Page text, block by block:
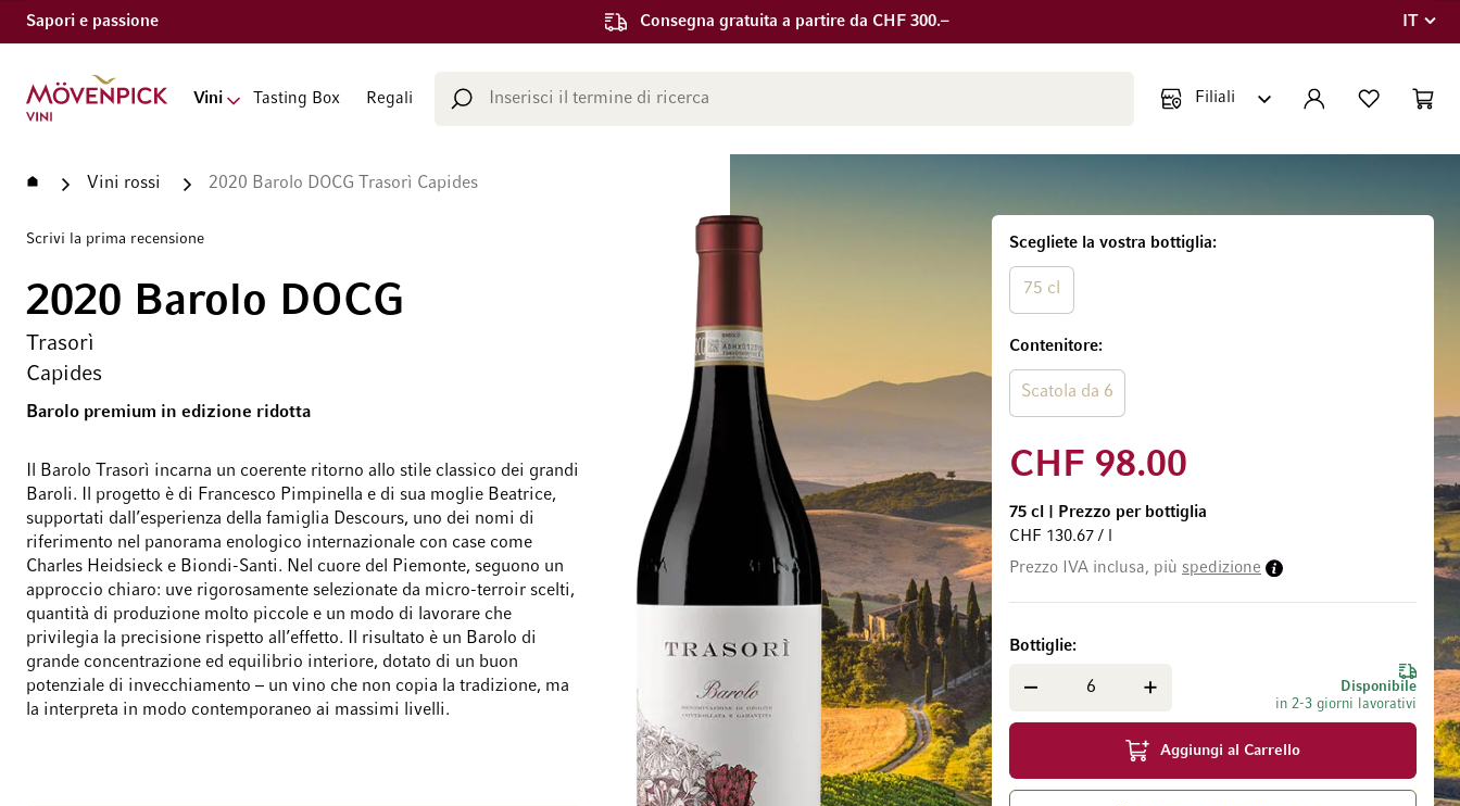
Sapori e passione Consegna gratuita a partire da CHF 300.–
Lingua
IT
Vai alla Home Page
Vini Tasting Box Regali
Cerca ACCOUNT LISTA DEI CART
Home Vini rossi 2020 Barolo DOCG Trasorì Capides
Scrivi la prima recensione
2020 Barolo DOCG
Trasorì
Capides
Barolo premium in edizione ridotta
Il Barolo Trasorì incarna un coerente ritorno allo stile classico dei grandi
Baroli. Il progetto è di Francesco Pimpinella e di sua moglie Beatrice,
supportati dall’esperienza della famiglia Descours, uno dei nomi di
riferimento nel panorama enologico internazionale con case come
Charles Heidsieck e Biondi-Santi. Nel cuore del Piemonte, seguono un
approccio chiaro: uve rigorosamente selezionate da micro-terroir scelti,
quantità di produzione molto piccole e un modo di lavorare che
privilegia la precisione rispetto all’effetto. Il risultato è un Barolo di
grande concentrazione ed equilibrio interiore, dotato di un buon
potenziale di invecchiamento – un vino che non copia la tradizione, ma
la interpreta in modo contemporaneo ai massimi livelli.
Scegliete la vostra bottiglia
75 cl
Contenitore
Scatola da 6
CHF 98.00
75 cl
Prezzo per bottiglia
CHF 130.67 / l
Prezzo IVA inclusa, più spedizione
Disponibile
in 2-3 giorni lavorativi
Bottiglie
Aggiungi al Carrello
Vai alla fine della galleria di immaginiVai all'inizio della galleria di immagini